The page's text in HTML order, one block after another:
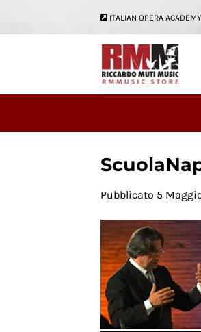
ITALIAN OPERA ACADEMY
Pubblicato 5